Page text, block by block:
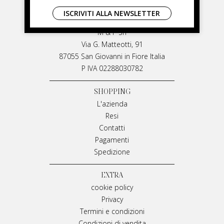
LIVIANA MIRARCHI
M & P Srl
Via G. Matteotti, 91
87055 San Giovanni in Fiore Italia
P IVA 02288030782
SHOPPING
L'azienda
Resi
Contatti
Pagamenti
Spedizione
EXTRA
cookie policy
Privacy
Termini e condizioni
ISCRIVITI ALLA NEWSLETTER